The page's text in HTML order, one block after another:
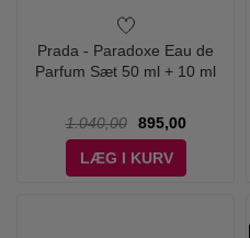
Prada - Paradoxe Eau de
Parfum Sæt 50 ml + 10 ml
1.040,00
895,00
LÆG I KURV